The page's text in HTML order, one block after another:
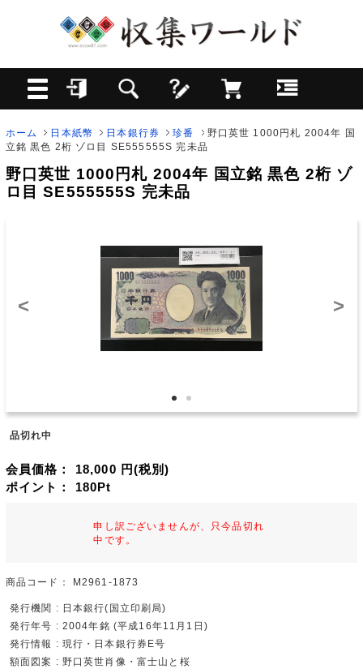
ホーム 日本紙幣 日本銀行券 珍番
野口英世 1000円札 2004年 国
立銘 黒色 2桁 ゾロ目 SE555555S 完未品
野口英世 1000円札 2004年 国立銘 黒色 2桁 ゾ
ロ目 SE555555S 完未品
< >
品切れ中
会員価格： 18,000 円(税別)
ポイント： 180Pt
申し訳ございませんが、只今品切れ
中です。
商品コード： M2961-1873
発行機関 : 日本銀行(国立印刷局)
発行年号 : 2004年銘 (平成16年11月1日)
発行情報 : 現行・日本銀行券E号
額面図案 : 野口英世肖像・富士山と桜